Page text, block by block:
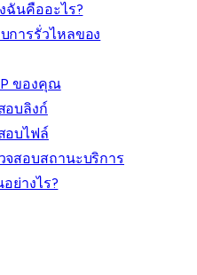
ฉันคืออะไร?
การรั่วไหลของ
ของคุณ
อบลิงก์
อบไฟล์
จสอบสถานะบริการ
ย่างไร?